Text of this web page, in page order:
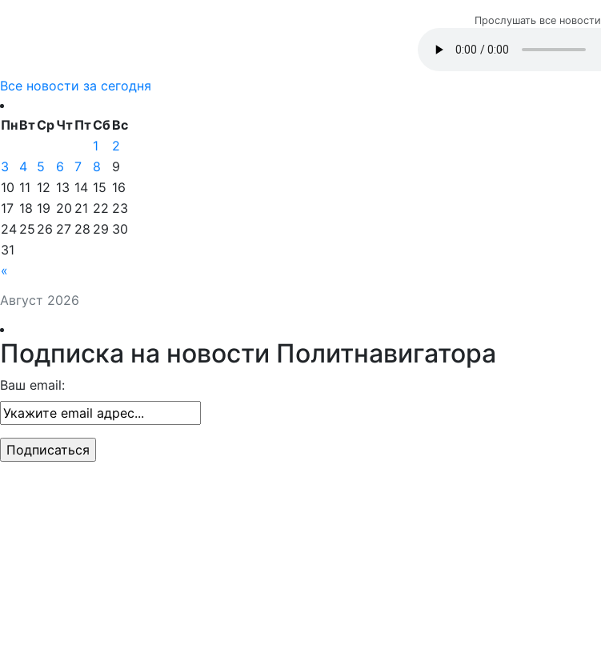
Прослушать все новости
Все новости за сегодня
Август 2026
ПнВтСрЧтПтСбВс
«
1
2
3
4 5 6 7 8
9
10 11 12 13 14 15 16
17 18 19 20 21 22 23
24 25 26 27 28 29 30
31
Подписка на новости Политнавигатора
Ваш email: